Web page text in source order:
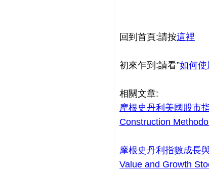
回到首頁:請按這裡
初來乍到:請看”如何使
相關文章:
摩根史丹利美國股市
Construction
摩根史丹利指數成長
Value and Growth